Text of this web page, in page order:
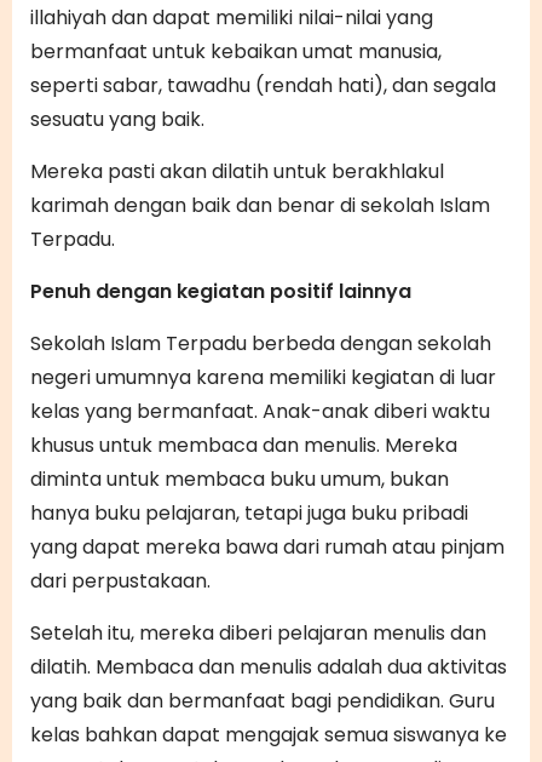
illahiyah dan dapat memiliki nilai-nilai yang
bermanfaat untuk kebaikan umat manusia,
seperti sabar, tawadhu (rendah hati), dan segala
sesuatu yang baik.
Mereka pasti akan dilatih untuk berakhlakul
karimah dengan baik dan benar di sekolah Islam
Terpadu.
Penuh dengan kegiatan positif lainnya
Sekolah Islam Terpadu berbeda dengan sekolah
negeri umumnya karena memiliki kegiatan di luar
kelas yang bermanfaat. Anak-anak diberi waktu
khusus untuk membaca dan menulis. Mereka
diminta untuk membaca buku umum, bukan
hanya buku pelajaran, tetapi juga buku pribadi
yang dapat mereka bawa dari rumah atau pinjam
dari perpustakaan.
Setelah itu, mereka diberi pelajaran menulis dan
dilatih. Membaca dan menulis adalah dua aktivitas
yang baik dan bermanfaat bagi pendidikan. Guru
kelas bahkan dapat mengajak semua siswanya ke